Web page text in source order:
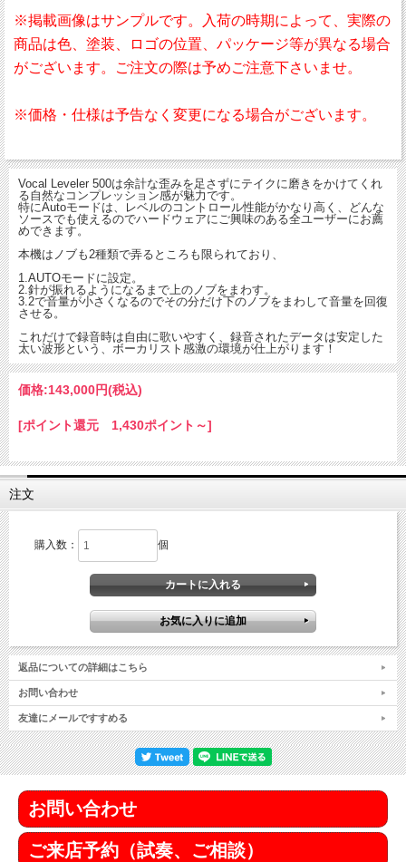
※掲載画像はサンプルです。入荷の時期によって、実際の
商品は色、塗装、ロゴの位置、パッケージ等が異なる場合
がございます。ご注文の際は予めご注意下さいませ。
※価格・仕様は予告なく変更になる場合がございます。
Vocal Leveler 500は余計な歪みを足さずにテイクに磨きをかけてくれ
る自然なコンプレッション感が魅力です。
特にAutoモードは、レベルのコントロール性能がかなり高く、どんな
ソースでも使えるのでハードウェアにご興味のある全ユーザーにお薦
めできます。
本機はノブも2種類で弄るところも限られており、
1.AUTOモードに設定。
2.針が振れるようになるまで上のノブをまわす。
3.2で音量が小さくなるのでその分だけ下のノブをまわして音量を回復
させる。
これだけで録音時は自由に歌いやすく、録音されたデータは安定した
太い波形という、ボーカリスト感激の環境が仕上がります！
価格:143,000円(税込)
[ポイント還元 1,430ポイント～]
注文
購入数： 個
返品についての詳細はこちら
お問い合わせ
友達にメールですすめる
お問い合わせ
ご来店予約（試奏、ご相談）